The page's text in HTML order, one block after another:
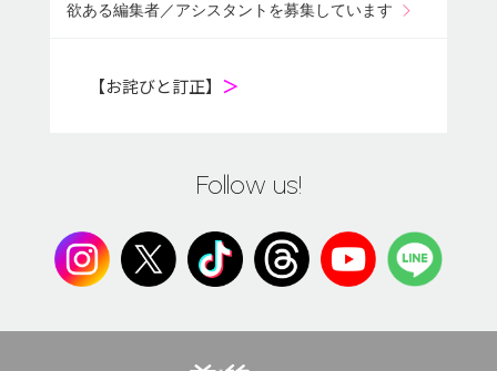
欲ある編集者／アシスタントを募集しています
【お詫びと訂正】 ＞
Follow us!